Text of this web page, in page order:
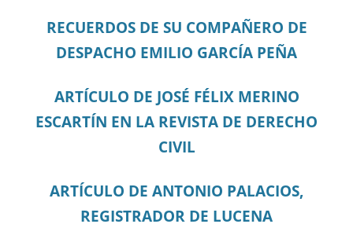
RECUERDOS DE SU COMPAÑERO DE
DESPACHO EMILIO GARCÍA PEÑA
ARTÍCULO DE JOSÉ FÉLIX MERINO
ESCARTÍN EN LA REVISTA DE DERECHO
CIVIL
ARTÍCULO DE ANTONIO PALACIOS,
REGISTRADOR DE LUCENA